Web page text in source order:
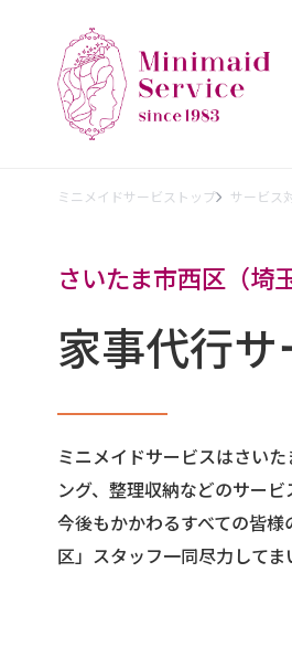
ミニメイドサービストップ サービス
さいたま市西区（埼
家事代行
ミニメイドサービスはさい
ング、整理収納などのサービ
今後もかかわるすべての皆
区」スタッフ一同尽力してま